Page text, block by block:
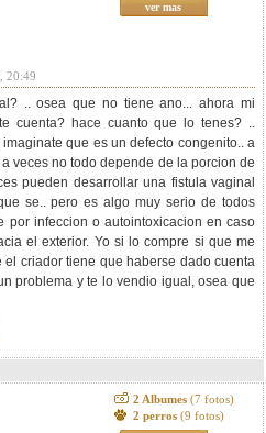
ver mas
20:49
.. osea que no tiene ano... ahora mi
cuenta? hace cuanto que lo tenes? ..
que es un defecto congenito.. a
veces no todo depende de la porcion de
pueden desarrollar una fistula vaginal
se.. pero es algo muy serio de todos
por infeccion o autointoxicacion en caso
el exterior. Yo si lo compre si que me
criador tiene que haberse dado cuenta
problema y te lo vendio igual, osea que
2 Albumes (7 fotos)
2 perros (9 fotos)